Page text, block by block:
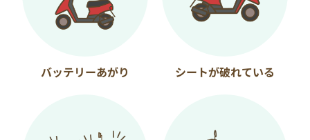
バッテリーあがり シートが破れている